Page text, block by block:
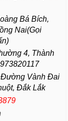
Bá Bích,
Nai(Gọi
4, Thành
Đường Vành Đai
Đắk Lắk